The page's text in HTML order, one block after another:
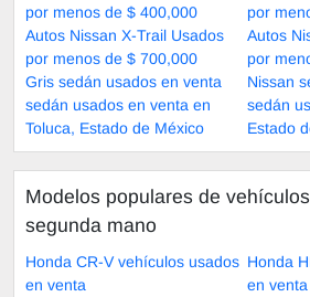
por menos de $ 400,000
por
Autos Nissan X-Trail Usados
por menos de $ 700,000
Autos
por
Gris sedán usados en venta
Nissan
sedán usados en venta en
Toluca, Estado de México
sedán
Estado
Modelos populares de
segunda mano
Honda CR-V vehículos usados
en venta
Honda
en venta